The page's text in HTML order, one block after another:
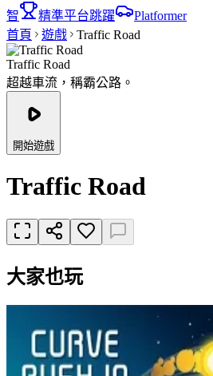
智
精準平台跳躍
Platformer
首頁
遊戲 Traffic Road
Traffic Road
超越車流，稱霸公路。
開始遊戲
Traffic Road
大家也玩